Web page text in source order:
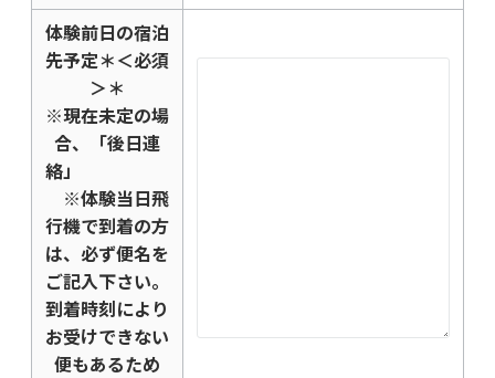
体験前日の宿泊
先予定＊＜必須
＞＊
※現在未定の場
合、「後日連
絡」
※体験当日飛
行機で到着の方
は、必ず便名を
ご記入下さい。
到着時刻により
お受けできない
便もあるため